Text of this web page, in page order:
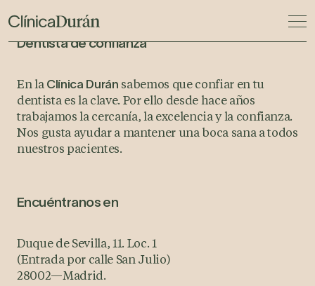
Dentista de confianza
En la Clínica Durán sabemos que confiar en tu
dentista es la clave. Por ello desde hace años
trabajamos la cercanía, la excelencia y la confianza.
Nos gusta ayudar a mantener una boca sana a todos
nuestros pacientes.
Encuéntranos en
Duque de Sevilla, 11. Loc. 1
(Entrada por calle San Julio)
28002—Madrid.